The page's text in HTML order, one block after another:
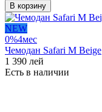
В корзину
NEW
0%4мес
Чемодан Safari M Beige
1 390 лей
Есть в наличии